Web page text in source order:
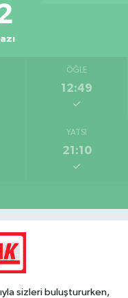
ÖĞLE
12:49
YATSI
21:10
sizleri buluştururken,